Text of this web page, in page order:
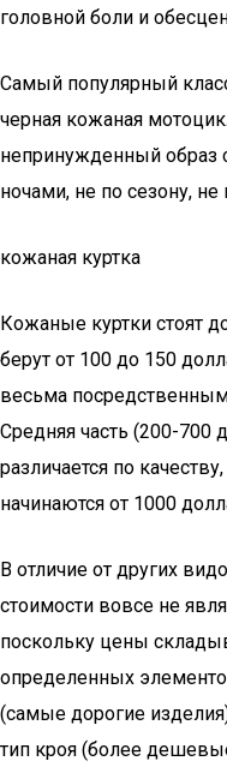
головной боли и
Самый популярный
черная кожаная
непринужденный образ
ночами, не по сезону,
кожаная куртка
Кожаные куртки стоят
берут от 100 до 150
весьма
Средняя часть (200-700
различается по
начинаются от 1000
В отличие от других
стоимости вовсе не
поскольку цены
определенных
(самые дорогие
тип кроя (более